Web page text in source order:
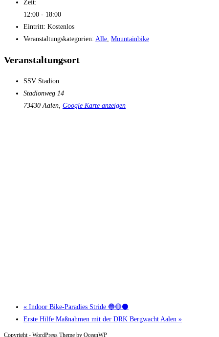
Zeit:
12:00 - 18:00
Eintritt: Kostenlos
Veranstaltungskategorien: Alle Mountainbike
Veranstaltungsort
SSV Stadion
Stadionweg 14
73430 Aalen Google Karte anzeigen
« Indoor Bike-Paradies Stride 🔵🔴⚫
Erste Hilfe Maßnahmen mit der DRK Bergwacht Aalen »
Copyright - WordPress Theme by OceanWP